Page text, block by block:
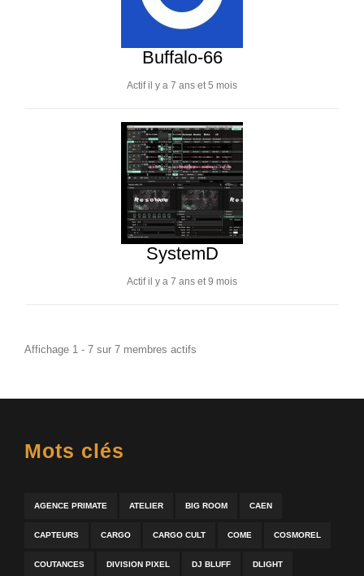
Buffalo-66
Actif il y a 7 ans et 5 mois
SystemD
Actif il y a 7 ans et 9 mois
Affichage 1 - 7 sur 7 membres actifs
Mots clés
AGENCE PRIMATE ATELIER BIG ROOM CAEN
CAPTEURS CARGO CARGO CULT COME COSMOREL
COUTANCES DIVISION PIXEL DJ BLUFF DLIGHT